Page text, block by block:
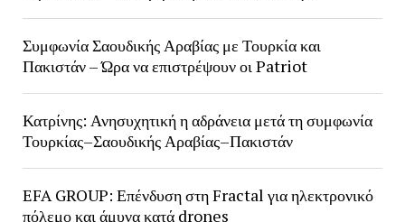
Συμφωνία Σαουδικής Αραβίας με Τουρκία και
Πακιστάν – Ώρα να επιστρέψουν οι Patriot
Κατρίνης: Ανησυχητική η αδράνεια μετά τη συμφωνία
Τουρκίας–Σαουδικής Αραβίας–Πακιστάν
EFA GROUP: Επένδυση στη Fractal για ηλεκτρονικό
πόλεμο και άμυνα κατά drones